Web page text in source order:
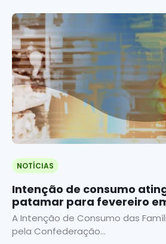
NOTÍCIAS
Intenção de consumo
patamar para fevereiro
A Intenção de Consumo das
pela Confederação...